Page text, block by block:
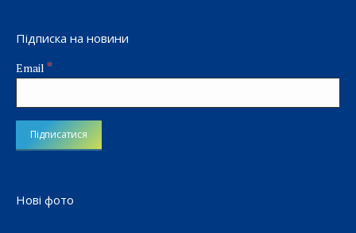
Підписка на новини
Email *
Нові фото